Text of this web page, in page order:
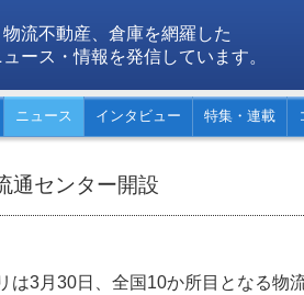
流不動産、倉庫を網羅した
ース・情報を発信しています。
ニュース インタビュー 特集・連載
通センター開設
は3月30日、全国10か所目となる物